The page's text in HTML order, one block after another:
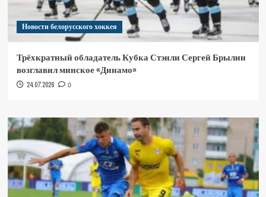
Новости белорусского хоккея
Трёхкратный обладатель Кубка Стэнли Сергей Брылин
возглавил минское «Динамо»
24.07.2026 0